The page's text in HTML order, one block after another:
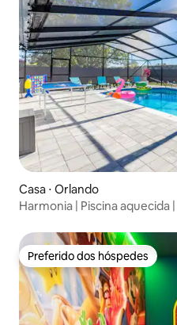
Casa ⋅ Orlando
Harmonia | Piscina aquecida
Preferido dos hóspedes
Preferido dos hóspedes